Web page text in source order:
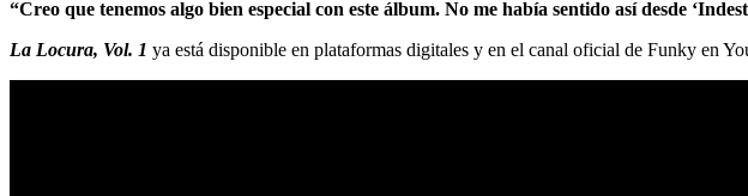
“Creo que tenemos algo bien especial con este álbum. No me había sentido así desde
La Locura, Vol. 1 ya está disponible en plataformas digitales y en el canal oficial de Funky en